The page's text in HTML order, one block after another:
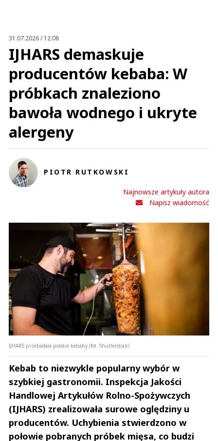
31.07.2026 / 12:08
IJHARS demaskuje
producentów kebaba: W
próbkach znaleziono
bawoła wodnego i ukryte
alergeny
PIOTR RUTKOWSKI
Najnowsze artykuły autora
Napisz wiadomość
IJHARS przebadała polskie kebaby (fot. Shutterstock)
Kebab to niezwykle popularny wybór w
szybkiej gastronomii. Inspekcja Jakości
Handlowej Artykułów Rolno-Spożywczych
(IJHARS) zrealizowała surowe oględziny u
producentów. Uchybienia stwierdzono w
połowie pobranych próbek mięsa, co budzi